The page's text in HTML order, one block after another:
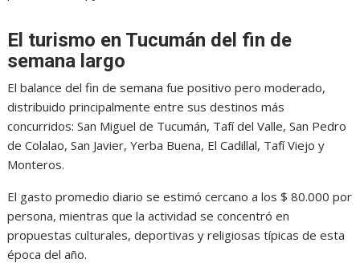
El turismo en Tucumán del fin de
semana largo
El balance del fin de semana fue positivo pero moderado,
distribuido principalmente entre sus destinos más
concurridos: San Miguel de Tucumán, Tafí del Valle, San Pedro
de Colalao, San Javier, Yerba Buena, El Cadillal, Tafí Viejo y
Monteros.
El gasto promedio diario se estimó cercano a los $ 80.000 por
persona, mientras que la actividad se concentró en
propuestas culturales, deportivas y religiosas típicas de esta
época del año.